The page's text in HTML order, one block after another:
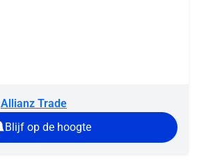
Allianz Trade
Blijf op de hoogte